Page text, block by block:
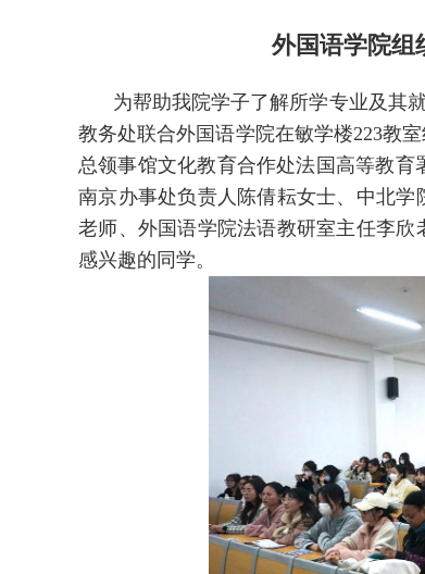
外国语学院组
为帮助我院学子了解所学专业及其
教务处联合外国语学院在敏学楼223教
总领事馆文化教育合作处法国高等教育
南京办事处负责人陈倩耘女士、中北
老师、外国语学院法语教研室主任李
感兴趣的同学。